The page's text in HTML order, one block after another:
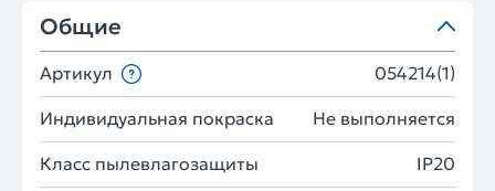
Общие
Артикул 054214(1)
Индивидуальная покраска Не выполняется
Класс пылевлагозащиты IP20